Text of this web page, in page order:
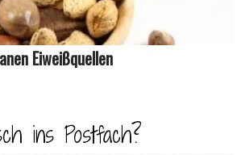
Eiweißquellen
ins Postfach?